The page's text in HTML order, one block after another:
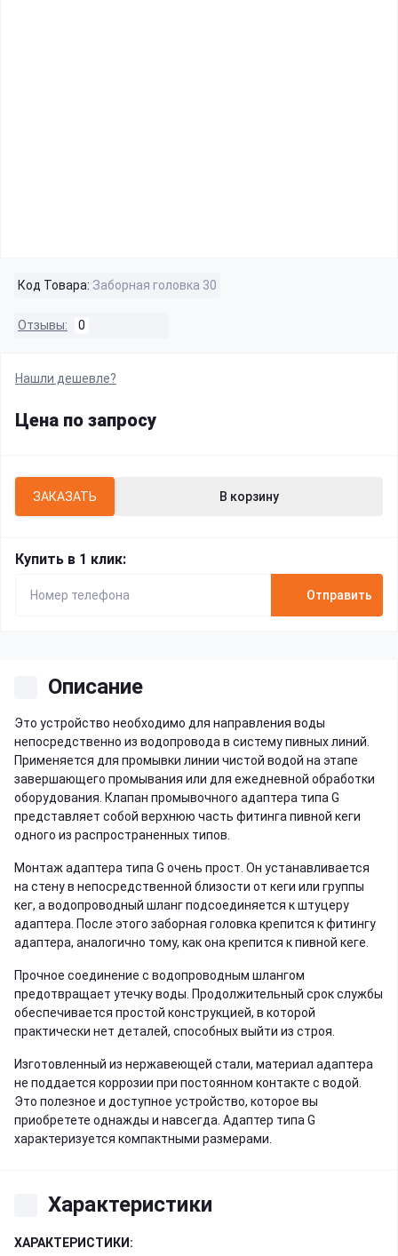
Код Товара: Заборная головка 30
Отзывы: 0
Нашли дешевле?
Цена по запросу
ЗАКАЗАТЬ В корзину
Купить в 1 клик:
Отправить
Описание
Это устройство необходимо для направления воды
непосредственно из водопровода в систему пивных линий.
Применяется для промывки линии чистой водой на этапе
завершающего промывания или для ежедневной обработки
оборудования. Клапан промывочного адаптера типа G
представляет собой верхнюю часть фитинга пивной кеги
одного из распространенных типов.
Монтаж адаптера типа G очень прост. Он устанавливается
на стену в непосредственной близости от кеги или группы
кег, а водопроводный шланг подсоединяется к штуцеру
адаптера. После этого заборная головка крепится к фитингу
адаптера, аналогично тому, как она крепится к пивной кеге.
Прочное соединение с водопроводным шлангом
предотвращает утечку воды. Продолжительный срок службы
обеспечивается простой конструкцией, в которой
практически нет деталей, способных выйти из строя.
Изготовленный из нержавеющей стали, материал адаптера
не поддается коррозии при постоянном контакте с водой.
Это полезное и доступное устройство, которое вы
приобретете однажды и навсегда. Адаптер типа G
характеризуется компактными размерами.
Характеристики
ХАРАКТЕРИСТИКИ: